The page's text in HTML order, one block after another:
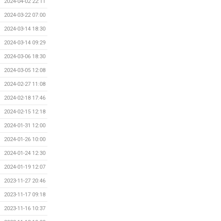
2024-03-22 07:00
2024-03-14 18:30
2024-03-14 09:29
2024-03-06 18:30
2024-03-05 12:08
2024-02-27 11:08
2024-02-18 17:46
2024-02-15 12:18
2024-01-31 12:00
2024-01-26 10:00
2024-01-24 12:30
2024-01-19 12:07
2023-11-27 20:46
2023-11-17 09:18
2023-11-16 10:37